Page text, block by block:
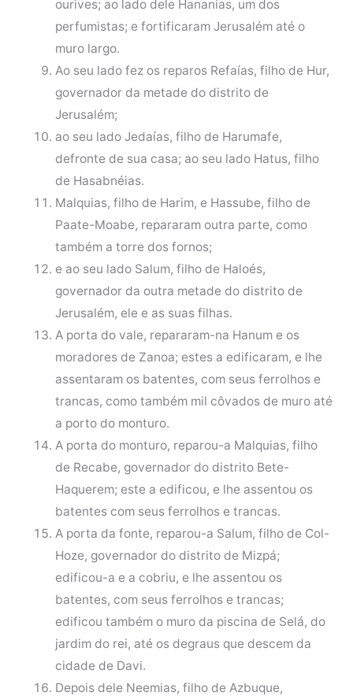
ourives; ao lado dele Hananias, um dos
perfumistas; e fortificaram Jerusalém até o
muro largo.
Ao seu lado fez os reparos Refaías, filho de Hur,
governador da metade do distrito de
Jerusalém;
ao seu lado Jedaías, filho de Harumafe,
defronte de sua casa; ao seu lado Hatus, filho
de Hasabnéias.
Malquias, filho de Harim, e Hassube, filho de
Paate-Moabe, repararam outra parte, como
também a torre dos fornos;
e ao seu lado Salum, filho de Haloés,
governador da outra metade do distrito de
Jerusalém, ele e as suas filhas.
A porta do vale, repararam-na Hanum e os
moradores de Zanoa; estes a edificaram, e lhe
assentaram os batentes, com seus ferrolhos e
trancas, como também mil côvados de muro até
a porto do monturo.
A porta do monturo, reparou-a Malquias, filho
de Recabe, governador do distrito Bete-
Haquerem; este a edificou, e lhe assentou os
batentes com seus ferrolhos e trancas.
A porta da fonte, reparou-a Salum, filho de Col-
Hoze, governador do distrito de Mizpá;
edificou-a e a cobriu, e lhe assentou os
batentes, com seus ferrolhos e trancas;
edificou também o muro da piscina de Selá, do
jardim do rei, até os degraus que descem da
cidade de Davi.
Depois dele Neemias, filho de Azbuque,